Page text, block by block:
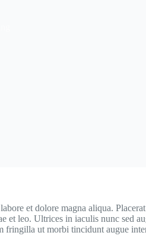
et dolore magna aliqua.
leo. Ultrices in iaculis nunc sed
fringilla ut morbi tincidunt augue